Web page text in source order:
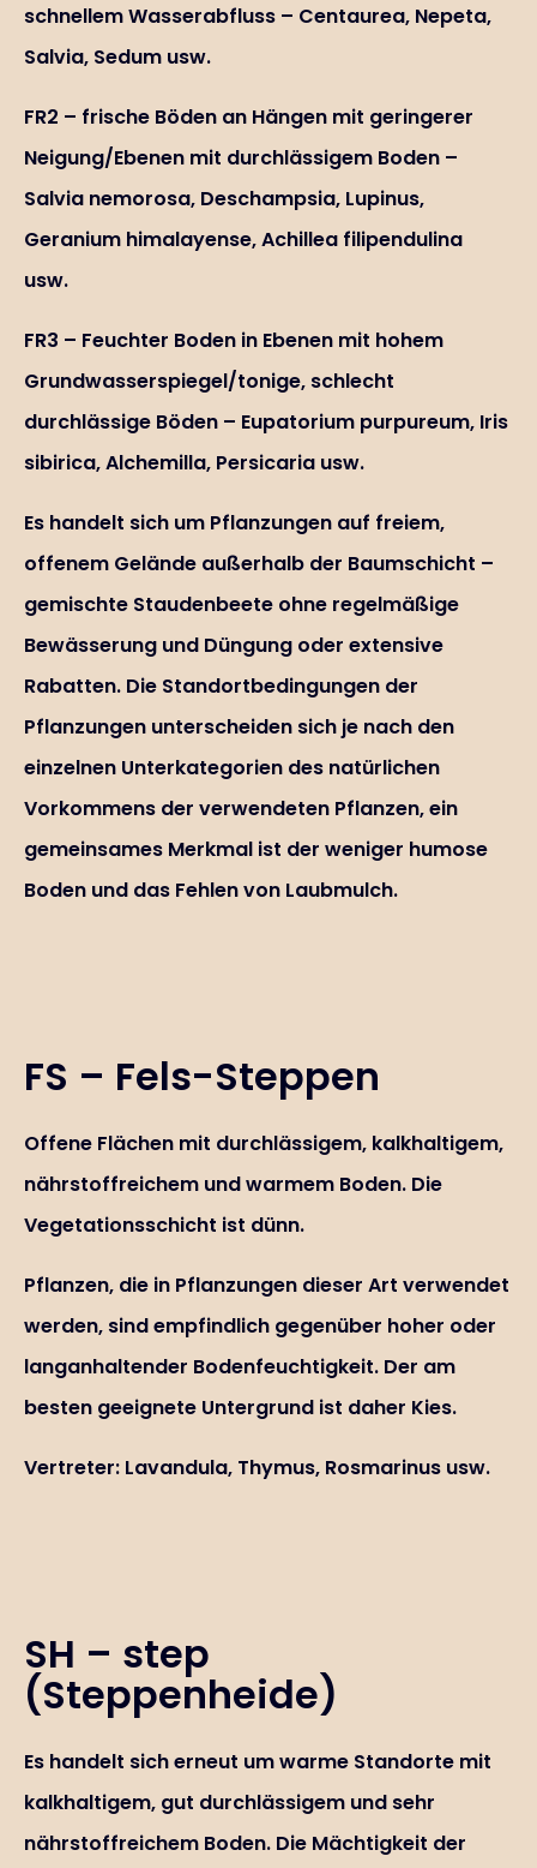
schnellem Wasserabfluss – Centaurea, Nepeta,
Salvia, Sedum usw.
FR2 – frische Böden an Hängen mit geringerer
Neigung/Ebenen mit durchlässigem Boden –
Salvia nemorosa, Deschampsia, Lupinus,
Geranium himalayense, Achillea filipendulina
usw.
FR3 – Feuchter Boden in Ebenen mit hohem
Grundwasserspiegel/tonige, schlecht
durchlässige Böden – Eupatorium purpureum, Iris
sibirica, Alchemilla, Persicaria usw.
Es handelt sich um Pflanzungen auf freiem,
offenem Gelände außerhalb der Baumschicht –
gemischte Staudenbeete ohne regelmäßige
Bewässerung und Düngung oder extensive
Rabatten. Die Standortbedingungen der
Pflanzungen unterscheiden sich je nach den
einzelnen Unterkategorien des natürlichen
Vorkommens der verwendeten Pflanzen, ein
gemeinsames Merkmal ist der weniger humose
Boden und das Fehlen von Laubmulch.
FS – Fels-Steppen
Offene Flächen mit durchlässigem, kalkhaltigem,
nährstoffreichem und warmem Boden. Die
Vegetationsschicht ist dünn.
Pflanzen, die in Pflanzungen dieser Art verwendet
werden, sind empfindlich gegenüber hoher oder
langanhaltender Bodenfeuchtigkeit. Der am
besten geeignete Untergrund ist daher Kies.
Vertreter: Lavandula, Thymus, Rosmarinus usw.
SH – step
(Steppenheide)
Es handelt sich erneut um warme Standorte mit
kalkhaltigem, gut durchlässigem und sehr
nährstoffreichem Boden. Die Mächtigkeit der